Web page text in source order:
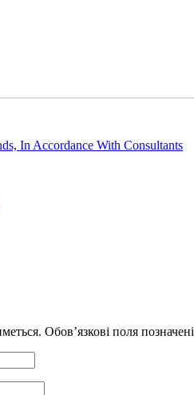
In Accordance With Consultants
Обов’язкові поля позначені